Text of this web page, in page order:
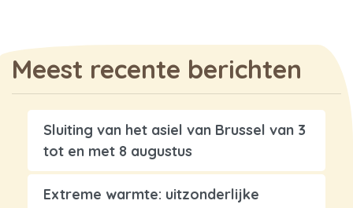
Meest recente berichten
Sluiting van het asiel van Brussel van 3
tot en met 8 augustus
Extreme warmte: uitzonderlijke